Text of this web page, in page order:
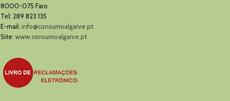
8000-075 Faro
Tel: 289 823 135
E-mail: info@consumoalgarve.pt
Site: www.consumoalgarve.pt